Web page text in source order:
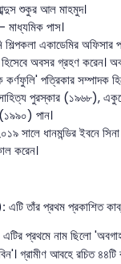
শুকুর আল মাহমুদ।
মাধ্যমিক পাস।
শিল্পকলা একাডেমির
অবসর গ্রহণ করেন।
কর্ণফুলি' পত্রিকার সম্পাদক
সাহিত্য পুরস্কার (১৯৬৮),
(১৯৯০) পান।
সালে ধানমন্ডির ইবনে
করেন।
এটি তাঁর প্রথম প্রকাশিত
এটির প্রথমে নাম ছিলো
গ্রামীণ আবহে রচিত